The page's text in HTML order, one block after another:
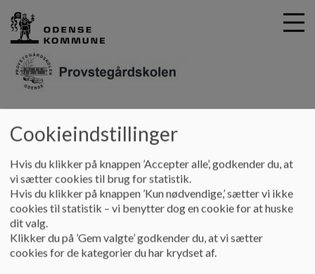
G
Skolebestyrelsen
Skolebestyrelsen
Velkommen til Provstegårdskolens bestyrelse.
Velkommen til din skole.
Cookieindstillinger
Hvis du klikker på knappen ’Accepter alle’, godkender du, at
vi sætter cookies til brug for statistik.
Hvis du klikker på knappen ’Kun nødvendige,’ sætter vi ikke
cookies til statistik – vi benytter dog en cookie for at huske
dit valg.
Klikker du på ’Gem valgte’ godkender du, at vi sætter
cookies for de kategorier du har krydset af.